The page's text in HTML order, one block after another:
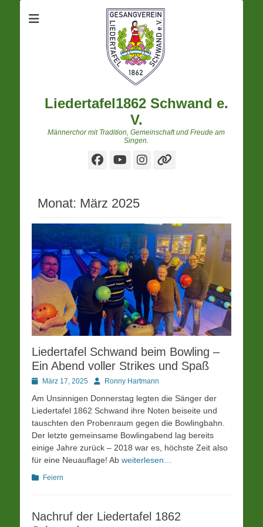
Liedertafel1862 Schwand e.
V.
Männerchor mit Tradition, Gemeinschaft und Freude am
Singen.
Facebook
YouTube
Instagram
Verknüpfung
Monat: März 2025
Liedertafel Schwand beim Bowling –
Ein Abend voller Strikes und Spaß
PostedMärz 17, 2025 AutorRonny Hartmann
Am Unsinnigen Donnerstag legten die Sänger der
Liedertafel 1862 Schwand ihre Noten beiseite und
tauschten den Probenraum gegen die Bowlingbahn.
Der letzte gemeinsame Bowlingabend lag bereits
einige Jahre zurück – 2018 war es, höchste Zeit also
für eine Neuauflage! Ab weiterlesen…
Kategorien
Feiern
Nachruf der Liedertafel 1862